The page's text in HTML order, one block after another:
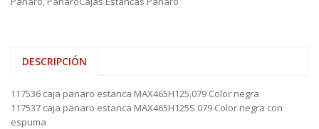
DESCRIPCIÓN
117536 caja panaro estanca MAX465H125.079 Color negra
117537 caja panaro estanca MAX465H125S.079 Color negra con
espuma